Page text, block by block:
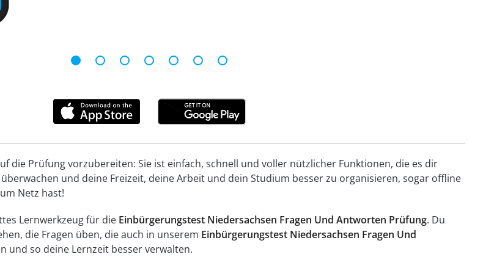
die Prüfung vorzubereiten: Sie ist einfach, schnell und voller nützlicher Funktionen, die es dir
und deine Freizeit, deine Arbeit und dein Studium besser zu organisieren, sogar offline
Netz hast!
Lernwerkzeug für die Einbürgerungstest Niedersachsen Fragen Und Antworten Prüfung. Du
die Fragen üben, die auch in unserem Einbürgerungstest Niedersachsen Fragen Und
und so deine Lernzeit besser verwalten.